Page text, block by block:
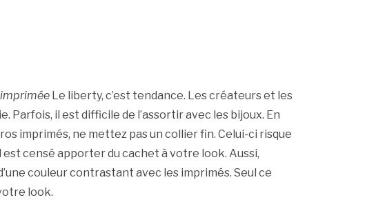
Le liberty, c’est tendance. Les créateurs et les
Parfois, il est difficile de l’assortir avec les bijoux. En
imprimés, ne mettez pas un collier fin. Celui-ci risque
est censé apporter du cachet à votre look. Aussi,
couleur contrastant avec les imprimés. Seul ce
look.